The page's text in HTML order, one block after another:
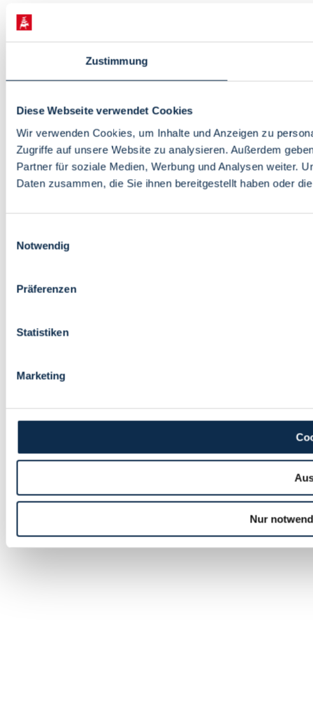
Zustimmung
Diese Webseite verwendet Cookies
Wir verwenden Cookies, um Inhalte und Anzeigen zu
Zugriffe auf unsere Website zu analysieren. Außerdem
Partner für soziale Medien, Werbung und Analysen weiter.
Daten zusammen, die Sie ihnen bereitgestellt haben oder
Notwendig
Präferenzen
Statistiken
Marketing
Nur